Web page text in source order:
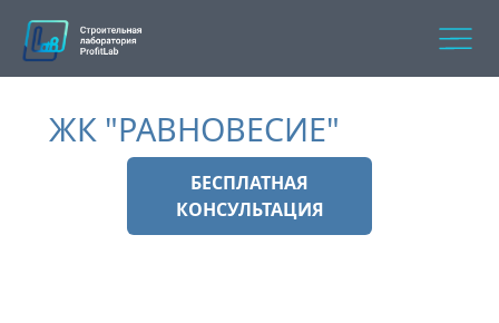
ЖК "РАВНОВЕСИЕ"
БЕСПЛАТНАЯ
КОНСУЛЬТАЦИЯ